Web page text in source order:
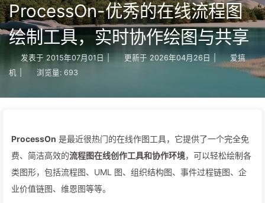
ProcessOn-优秀的在线流程图
绘制工具，实时协作绘图与共享
发表于 2015年07月01日 | 更新于 2026年04月26日
爱搞
机
浏览量: 693
ProcessOn 是最近很热门的在线作图工具，它提供了一个完全免
费、简洁高效的流程图在线创作工具和协作环境，可以轻松绘制各
类图形，包括流程图、UML 图、组织结构图、事件过程链图、企
业价值链图、维恩图等等。